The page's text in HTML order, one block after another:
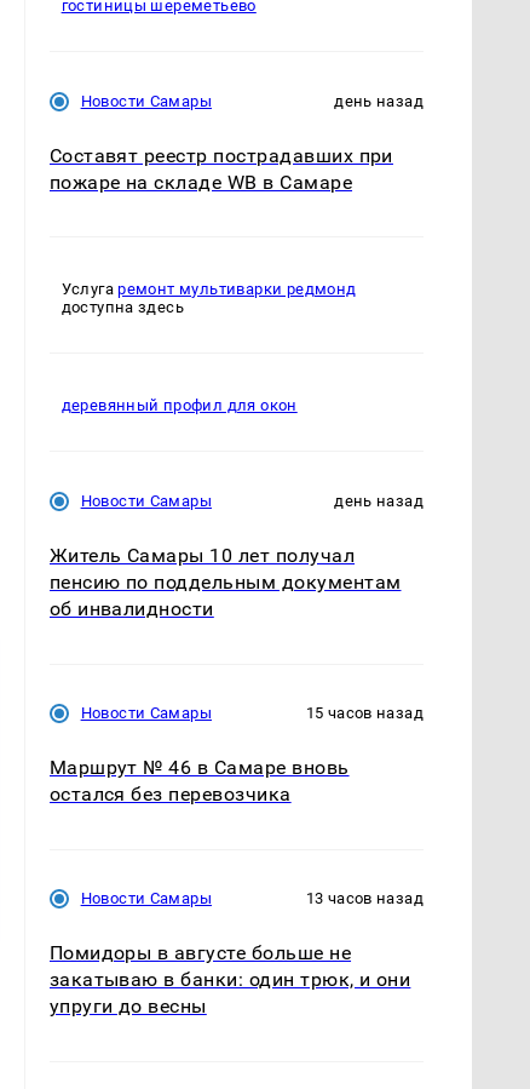
падению вертолета на
было с 1945: чего
гостиницы шереметьево
Новости Самары день назад
Составят реестр пострадавших при
пожаре на складе WB в Самаре
Услугаремонт мультиварки редмонд
доступна здесь
деревянный профил для окон
Новости Самары день назад
Житель Самары 10 лет получал
пенсию по поддельным документам
об инвалидности
Новости Самары 15 часов назад
Маршрут № 46 в Самаре вновь
остался без перевозчика
Новости Самары 13 часов назад
Помидоры в августе больше не
закатываю в банки: один трюк, и они
упруги до весны